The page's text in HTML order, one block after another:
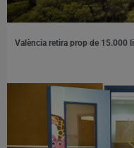
València retira prop de 15.000